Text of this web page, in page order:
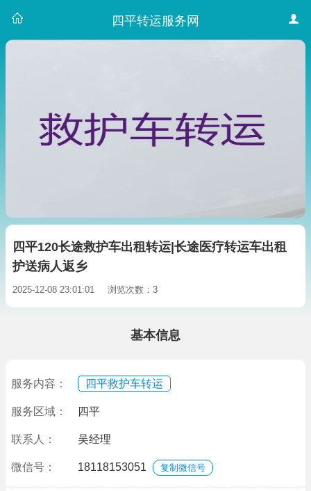
四平转运服务网
四平120长途救护车出租转运|长途医疗转运车出租
护送病人返乡
2025-12-08 23:01:01 浏览次数：3
基本信息
服务内容： 四平救护车转运
服务区域： 四平
联系人： 吴经理
微信号： 18118153051 复制微信号